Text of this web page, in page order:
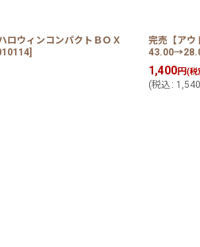
ロウィンコンパクトＢＯＸ
]
完売【アウ
1,400円(税
(税込 : 1,540